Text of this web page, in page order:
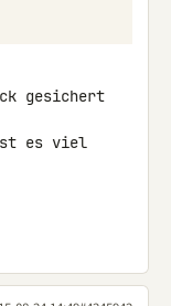
gesichert
ist es viel